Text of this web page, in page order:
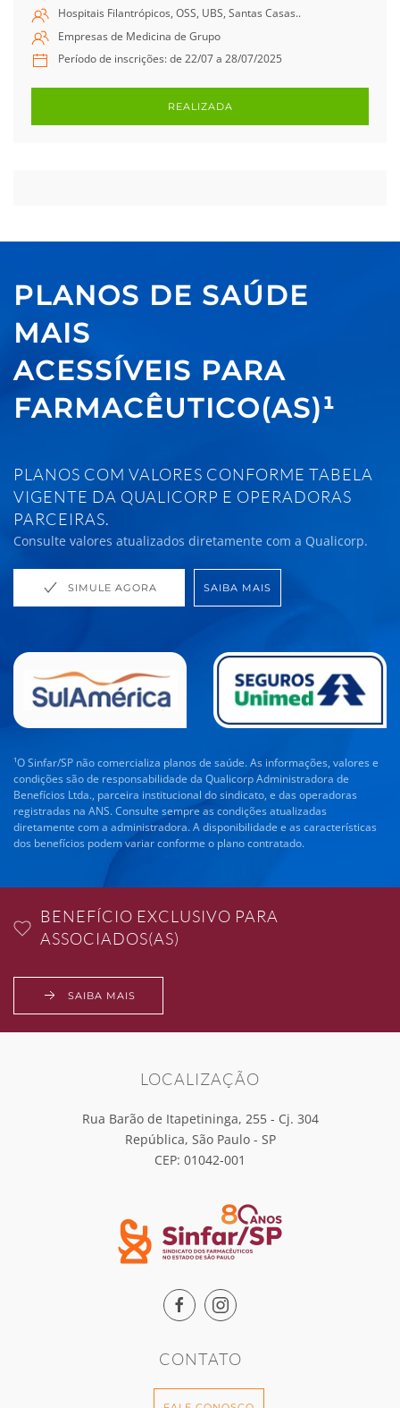
Hospitais Filantrópicos, OSS, UBS, Santas Casas..
Empresas de Medicina de Grupo
Período de inscrições: de 22/07 a 28/07/2025
REALIZADA
PLANOS DE SAÚDE
MAIS
ACESSÍVEIS PARA
FARMACÊUTICO(AS)¹
PLANOS COM VALORES CONFORME TABELA
VIGENTE DA QUALICORP E OPERADORAS
PARCEIRAS.
Consulte valores atualizados diretamente com a Qualicorp.
SIMULE AGORA SAIBA MAIS
¹O Sinfar/SP não comercializa planos de saúde. As informações, valores e
condições são de responsabilidade da Qualicorp Administradora de
Benefícios Ltda., parceira institucional do sindicato, e das operadoras
registradas na ANS. Consulte sempre as condições atualizadas
diretamente com a administradora. A disponibilidade e as características
dos benefícios podem variar conforme o plano contratado.
BENEFÍCIO EXCLUSIVO PARA
ASSOCIADOS(AS)
SAIBA MAIS
LOCALIZAÇÃO
Rua Barão de Itapetininga, 255 - Cj. 304
República, São Paulo - SP
CEP: 01042-001
CONTATO